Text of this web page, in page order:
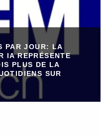
PAR JOUR: LA
IA REPRÉSENTE
PLUS DE LA
SUR